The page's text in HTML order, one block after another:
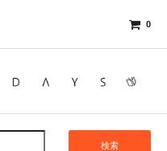
0
検索